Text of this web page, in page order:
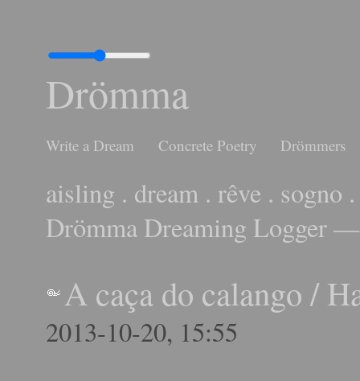
Drömma
Write a Dream Concrete Poetry Drömmers
aisling . dream . rêve . sogno
Drömma Dreaming Logger
A caça do calango /
2013-10-20, 15:55